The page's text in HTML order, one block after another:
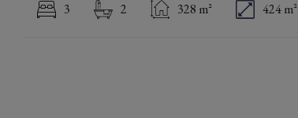
3 2 328 m² 424 m²